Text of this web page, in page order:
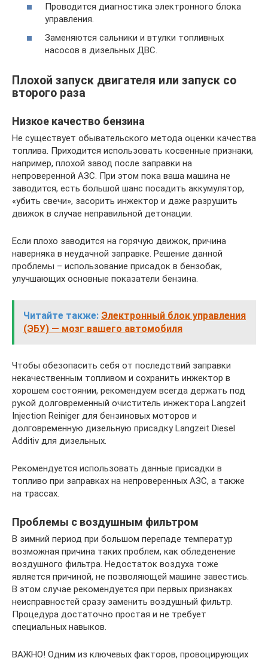
Проводится диагностика электронного блока
управления.
Заменяются сальники и втулки топливных
насосов в дизельных ДВС.
Плохой запуск двигателя или запуск со
второго раза
Низкое качество бензина
Не существует обывательского метода оценки качества
топлива. Приходится использовать косвенные признаки,
например, плохой завод после заправки на
непроверенной АЗС. При этом пока ваша машина не
заводится, есть большой шанс посадить аккумулятор,
«убить свечи», засорить инжектор и даже разрушить
движок в случае неправильной детонации.
Если плохо заводится на горячую движок, причина
наверняка в неудачной заправке. Решение данной
проблемы – использование присадок в бензобак,
улучшающих основные показатели бензина.
Читайте также: Электронный блок управления
(ЭБУ) — мозг вашего автомобиля
Чтобы обезопасить себя от последствий заправки
некачественным топливом и сохранить инжектор в
хорошем состоянии, рекомендуем всегда держать под
рукой долговременный очиститель инжектора Langzeit
Injection Reiniger для бензиновых моторов и
долговременную дизельную присадку Langzeit Diesel
Additiv для дизельных.
Рекомендуется использовать данные присадки в
топливо при заправках на непроверенных АЗС, а также
на трассах.
Проблемы с воздушным фильтром
В зимний период при большом перепаде температур
возможная причина таких проблем, как обледенение
воздушного фильтра. Недостаток воздуха тоже
является причиной, не позволяющей машине завестись.
В этом случае рекомендуется при первых признаках
неисправностей сразу заменить воздушный фильтр.
Процедура достаточно простая и не требует
специальных навыков.
ВАЖНО! Одним из ключевых факторов, провоцирующих